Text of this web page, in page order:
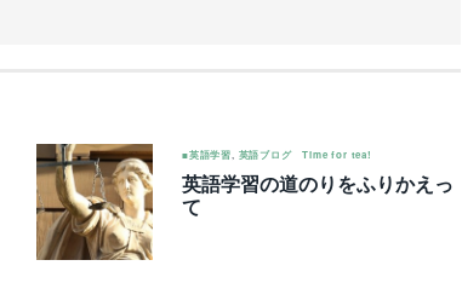
■英語学習 英語ブログ Time for tea!
英語学習の道のりをふりかえっ
て